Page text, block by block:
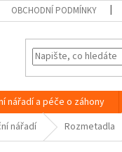
OBCHODNÍ PODMÍNKY
nářadí a péče o záhony
nářadí Rozmetadla